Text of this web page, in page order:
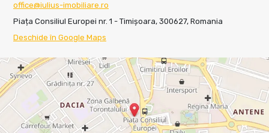
office@iulius-imobiliare.ro
Piața Consiliul Europei nr. 1 - Timișoara, 300627, Romania
Deschide în Google Maps